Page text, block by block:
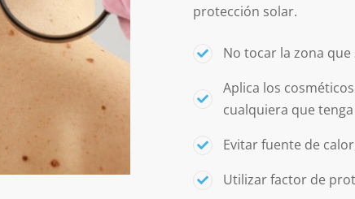
protección solar.
No tocar la zona
Aplica los
cualquiera que
Evitar fuente de
Utilizar factor de